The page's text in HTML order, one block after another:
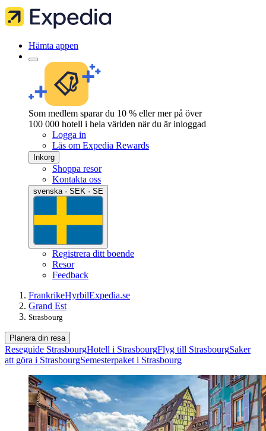
Hämta appen
Som medlem sparar du 10 % eller mer på över
100 000 hotell i hela världen när du är inloggad
Logga in
Läs om Expedia Rewards
Inkorg
Shoppa resor
Kontakta oss
svenska · SEK · SE
Registrera ditt boende
Resor
Feedback
FrankrikeHyrbilExpedia.se
Grand Est
Strasbourg
Planera din resa
Reseguide StrasbourgHotell i StrasbourgFlyg till StrasbourgSaker
att göra i StrasbourgSemesterpaket i Strasbourg